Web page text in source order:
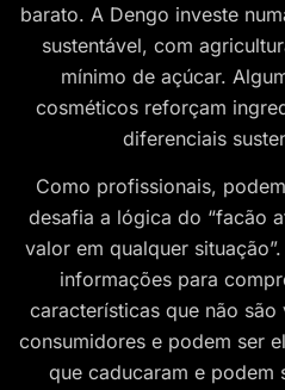
barato. A Dengo investe
sustentável, com
mínimo de açúcar.
cosméticos reforçam
diferenciais
Como profissionais,
desafia a lógica do “facão
valor em qualquer
informações para
características que não
consumidores e podem ser
que caducaram e podem